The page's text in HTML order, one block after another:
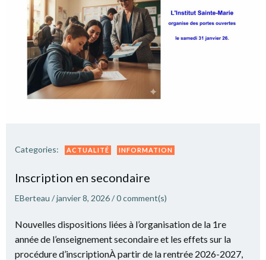
Categories: ACTUALITÉ INFORMATION
Inscription en secondaire
EBerteau /janvier 8, 2026/0comment(s)
Nouvelles dispositions liées à l’organisation de la 1re
année de l’enseignement secondaire et les effets sur la
procédure d’inscriptionÀ partir de la rentrée 2026-2027,